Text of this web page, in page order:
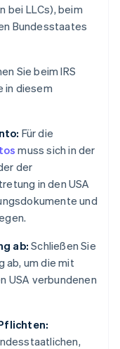
bei LLCs), beim
Bundesstaates
Sie beim IRS
in diesem
Für die
muss sich in der
der
in den USA
und
ab: Schließen Sie
ab, um die mit
USA verbundenen